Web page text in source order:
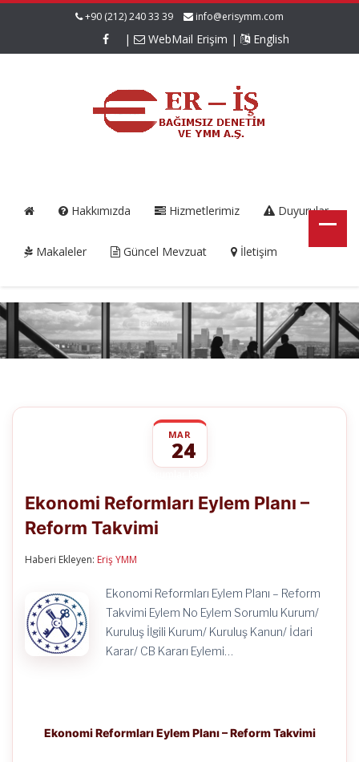
+90 (212) 240 33 39 info@erisymm.com
| WebMail Erişim | English
Hakkımızda Hizmetlerimiz Duyurular
Makaleler Güncel Mevzuat İletişim
MAR
24
Eylem
–
Ekonomi Reformları Eylem Planı –
Reform Takvimi
Haberi Ekleyen: Eriş YMM
Ekonomi Reformları Eylem Planı – Reform
Takvimi Eylem No Eylem Sorumlu Kurum/
Kuruluş İlgili Kurum/ Kuruluş Kanun/ İdari
Karar/ CB Kararı Eylemi…
Ekonomi Reformları Eylem Planı – Reform Takvimi